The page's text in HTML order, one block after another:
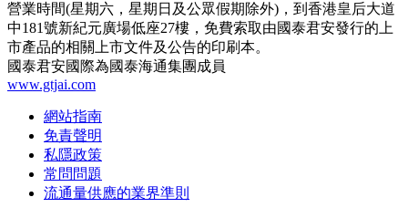
營業時間(星期六，星期日及公眾假期除外)，到香港皇后大道
中181號新紀元廣場低座27樓，免費索取由國泰君安發行的上
市產品的相關上市文件及公告的印刷本。
國泰君安國際為國泰海通集團成員
www.gtjai.com
網站指南
免責聲明
私隱政策
常問問題
流通量供應的業界準則